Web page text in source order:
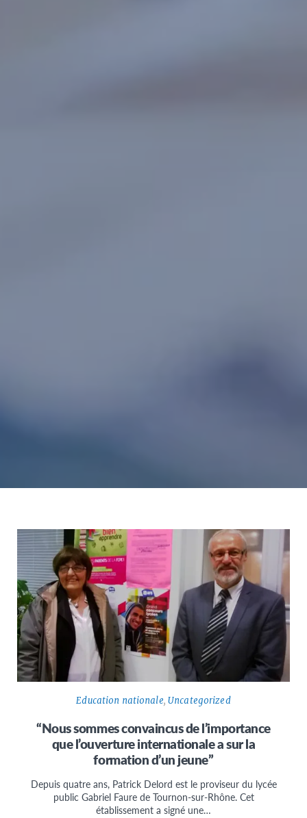
Education nationale,Uncategorized
“Nous sommes convaincus de l’importance
que l’ouverture internationale a sur la
formation d’un jeune”
Depuis quatre ans, Patrick Delord est le proviseur du lycée
public Gabriel Faure de Tournon-sur-Rhône. Cet
établissement a signé une…